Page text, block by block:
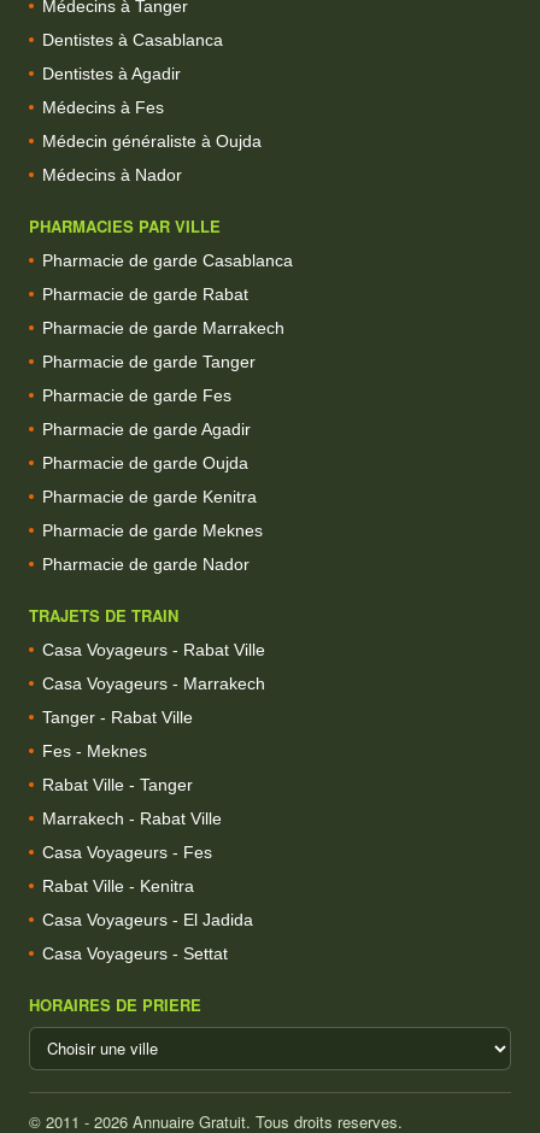
Médecins à Tanger
Dentistes à Casablanca
Dentistes à Agadir
Médecins à Fes
Médecin généraliste à Oujda
Médecins à Nador
PHARMACIES PAR VILLE
Pharmacie de garde Casablanca
Pharmacie de garde Rabat
Pharmacie de garde Marrakech
Pharmacie de garde Tanger
Pharmacie de garde Fes
Pharmacie de garde Agadir
Pharmacie de garde Oujda
Pharmacie de garde Kenitra
Pharmacie de garde Meknes
Pharmacie de garde Nador
TRAJETS DE TRAIN
Casa Voyageurs - Rabat Ville
Casa Voyageurs - Marrakech
Tanger - Rabat Ville
Fes - Meknes
Rabat Ville - Tanger
Marrakech - Rabat Ville
Casa Voyageurs - Fes
Rabat Ville - Kenitra
Casa Voyageurs - El Jadida
Casa Voyageurs - Settat
HORAIRES DE PRIERE
© 2011 - 2026 Annuaire Gratuit. Tous droits reserves.